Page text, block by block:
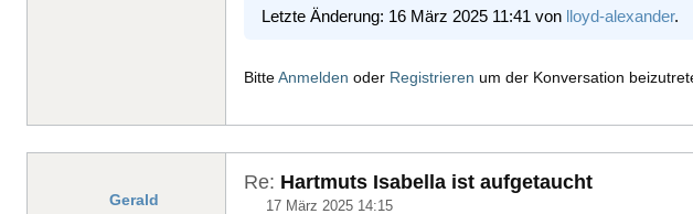
Letzte Änderung: 16 März 2025 11:41 von lloyd-alexander.
BitteAnmelden oder Registrieren um der Konversation
Gerald
Re: Hartmuts Isabella ist aufgetaucht
17 März 2025 14:15